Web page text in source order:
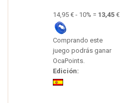
14,95 € - 10% = 13,45 €
Comprando este
juego podrás ganar
OcaPoints.
Edición: